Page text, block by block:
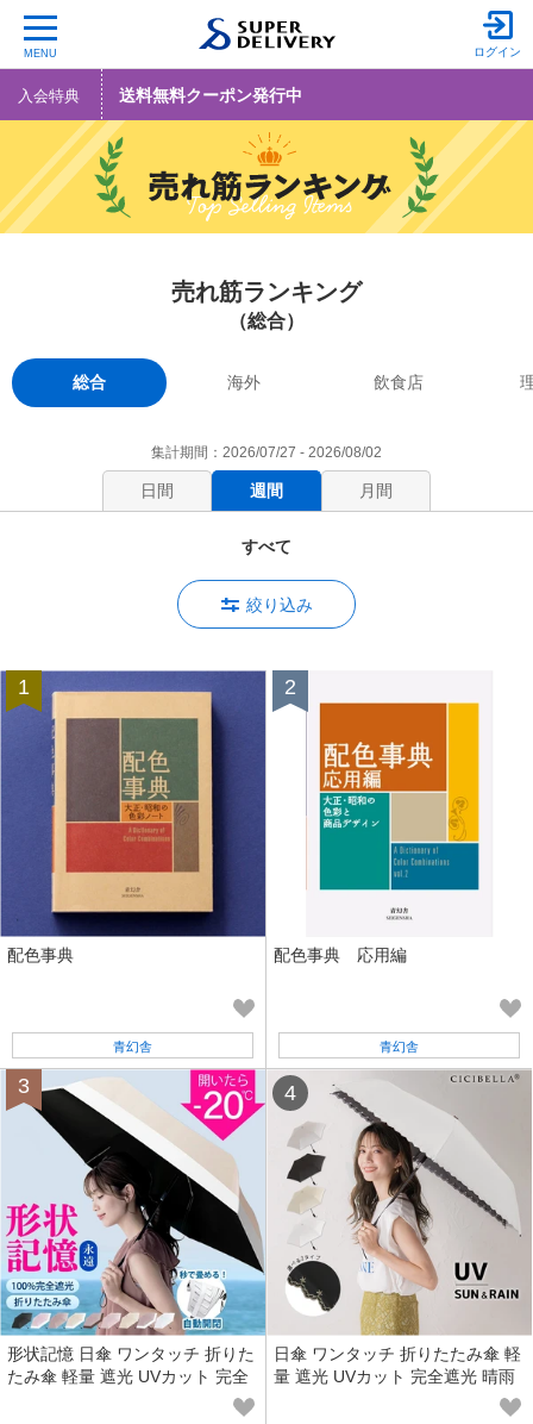
MENU ログイン
入会特典 送料無料クーポン発行中
売れ筋ランキング
（総合）
総合 海外 飲食店
集計期間：2026/07/27 - 2026/08/02
日間 週間 月間
すべて
絞り込み
配色事典
青幻舎
配色事典 応用編
青幻舎
形状記憶 日傘 ワンタッチ 折りた
たみ傘 軽量 遮光 UVカット 完全
日傘 ワンタッチ 折りたたみ傘 軽
量 遮光 UVカット 完全遮光 晴雨